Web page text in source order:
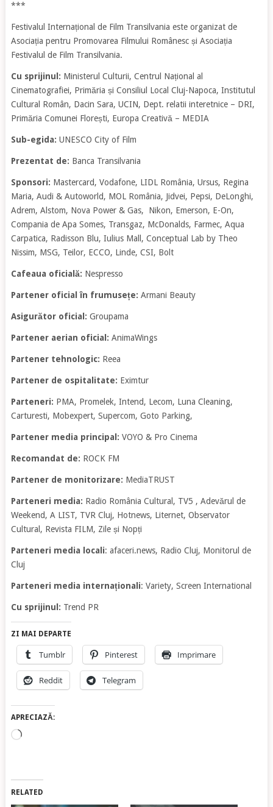
***
Festivalul Internațional de Film Transilvania este organizat de
Asociația pentru Promovarea Filmului Românesc și Asociația
Festivalul de Film Transilvania.
Cu sprijinul: Ministerul Culturii, Centrul Național al
Cinematografiei, Primăria și Consiliul Local Cluj-Napoca, Institutul
Cultural Român, Dacin Sara, UCIN, Dept. relatii interetnice – DRI,
Primăria Comunei Florești, Europa Creativă – MEDIA
Sub-egida: UNESCO City of Film
Prezentat de: Banca Transilvania
Sponsori: Mastercard, Vodafone, LIDL România, Ursus, Regina
Maria, Audi & Autoworld, MOL România, Jidvei, Pepsi, DeLonghi,
Adrem, Alstom, Nova Power & Gas, Nikon, Emerson, E-On,
Compania de Apa Somes, Transgaz, McDonalds, Farmec, Aqua
Carpatica, Radisson Blu, Iulius Mall, Conceptual Lab by Theo
Nissim, MSG, Teilor, ECCO, Linde, CSI, Bolt
Cafeaua oficială: Nespresso
Partener oficial în frumusețe: Armani Beauty
Asigurător oficial: Groupama
Partener aerian oficial: AnimaWings
Partener tehnologic: Reea
Partener de ospitalitate: Eximtur
Parteneri: PMA, Promelek, Intend, Lecom, Luna Cleaning,
Carturesti, Mobexpert, Supercom, Goto Parking,
Partener media principal: VOYO & Pro Cinema
Recomandat de: ROCK FM
Partener de monitorizare: MediaTRUST
Parteneri media: Radio România Cultural, TV5 , Adevărul de
Weekend, A LIST, TVR Cluj, Hotnews, Liternet, Observator
Cultural, Revista FILM, Zile și Nopți
Parteneri media locali: afaceri.news, Radio Cluj, Monitorul de
Cluj
Parteneri media internaționali: Variety, Screen International
Cu sprijinul: Trend PR
ZI MAI DEPARTE
Tumblr Pinterest Imprimare
Reddit Telegram
APRECIAZĂ:
Încarc...
RELATED